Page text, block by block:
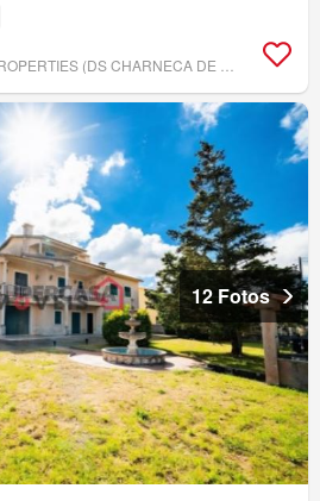
12 Fotos